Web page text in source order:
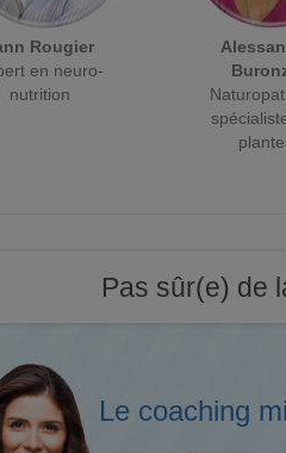
Rougier
en neuro-
nutrition
Pas sûr(e) de
Le coaching